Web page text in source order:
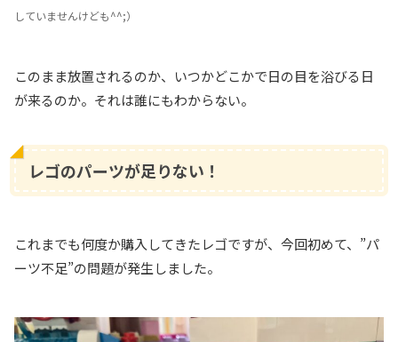
していませんけども^^;）
このまま放置されるのか、いつかどこかで日の目を浴びる日
が来るのか。それは誰にもわからない。
レゴのパーツが足りない！
これまでも何度か購入してきたレゴですが、今回初めて、”パ
ーツ不足”の問題が発生しました。